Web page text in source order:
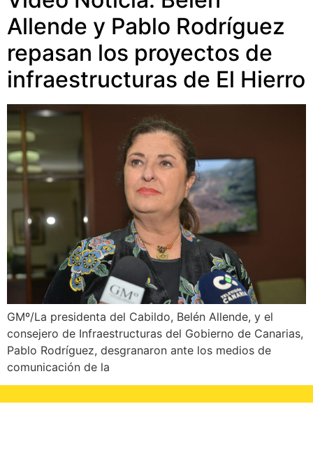
Allende y Pablo Rodríguez
repasan los proyectos de
infraestructuras de El Hierro
GMº/La presidenta del Cabildo, Belén Allende, y el
consejero de Infraestructuras del Gobierno de Canarias,
Pablo Rodríguez, desgranaron ante los medios de
comunicación de la